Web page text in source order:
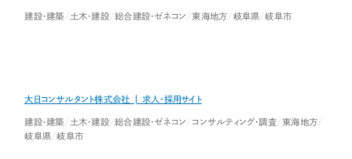
建設・建築 土木・建設 総合建設・ゼネコン 東海地方 岐阜県 岐阜市
大日コンサルタント株式会社 | 求人・採用サイト
建設・建築 土木・建設 総合建設・ゼネコン コンサルティング・調査
東海地方
岐阜県
岐阜市